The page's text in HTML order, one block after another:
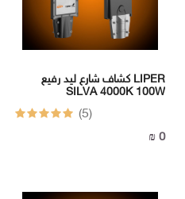
كشاف شارع ليد رفيع LIPER
SILVA 4000K 100W
(5)
0 ₪